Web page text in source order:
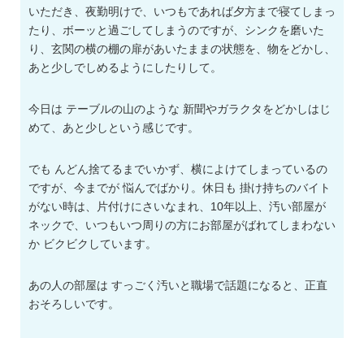
いただき、夜勤明けで、いつもであれば夕方まで寝てしまっ
たり、ボーッと過ごしてしまうのですが、シンクを磨いた
り、玄関の横の棚の扉があいたままの状態を、物をどかし、
あと少しでしめるようにしたりして。
今日は テーブルの山のような 新聞やガラクタをどかしはじ
めて、あと少しという感じです。
でも んどん捨てるまでいかず、横によけてしまっているの
ですが、今までが 悩んでばかり。休日も 掛け持ちのバイト
がない時は、片付けにさいなまれ、10年以上、汚い部屋が
ネックで、いつもいつ周りの方にお部屋がばれてしまわない
か ビクビクしています。
あの人の部屋は すっごく汚いと職場で話題になると、正直
おそろしいです。